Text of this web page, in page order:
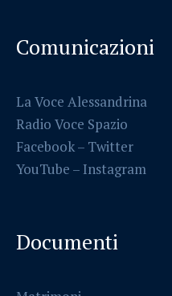
Comunicazioni
La Voce Alessandrina
Radio Voce Spazio
Facebook– Twitter
YouTube – Instagram
Documenti